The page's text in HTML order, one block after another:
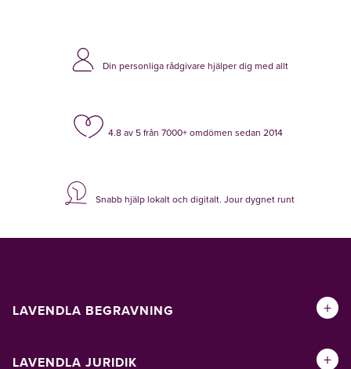
Din personliga rådgivare hjälper dig med allt
4.8 av 5 från 7000+ omdömen sedan 2014
Snabb hjälp lokalt och digitalt. Jour dygnet runt
LAVENDLA BEGRAVNING +
LAVENDLA JURIDIK +